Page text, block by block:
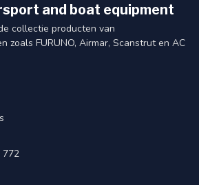
and boat equipment
collectie producten van
zoals FURUNO, Airmar, Scanstrut en AC
772